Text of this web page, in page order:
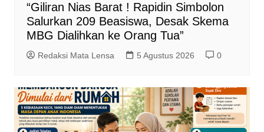
“Giliran Nias Barat ! Rapidin Simbolon
Salurkan 209 Beasiswa, Desak Skema
MBG Dialihkan ke Orang Tua”
Redaksi Mata Lensa 5 Agustus 2026 0